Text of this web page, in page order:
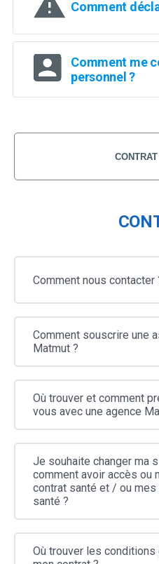
Comment
Comment me
personnel ?
CONTRAT
ESPACE PERSONNEL
PROTECTION JURIDIQUE
SANTÉ / PRÉVOYANCE
Appuyez
pour
catégoriesPRÉVOYANCE
ACCIDENTS DE LA VIE
Appuyez
pour
sous-
catégories
AUTO
MOTO
TROTTINETTE, VÉLO,...
HABITATION
ÉPARGNE / CRÉDIT
pour
afficher
sous-
ÉPARGNE
SCOLAIRE
CONTRAT / DEVIS
Appuyez
pour
afficher
sous-
catégories
CONTRAT
ATTESTATIONS
Comment nous contacter
Comment souscrire une
Matmut ?
Où trouver et comment
vous avec une agence
Je souhaite changer ma
comment avoir accès ou
contrat santé et / ou mes
santé ?
Où trouver les conditions